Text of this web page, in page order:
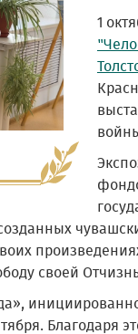
1
своей
Благодаря